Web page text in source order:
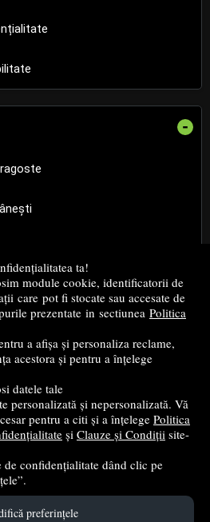
ta!
module cookie, identificatorii de
care pot fi stocate sau accesate de
prezentate in sectiunea Politica
a afișa și personaliza reclame,
acestora și pentru a înțelege
datele tale
personalizată și nepersonalizată. Vă
pentru a citi și a înțelege Politica
și Clauze și Condiții site-
de confidențialitate dând clic pe
preferințele
-
Grup DZC SRL
creat de Vital Soft
in 0.0947 sec